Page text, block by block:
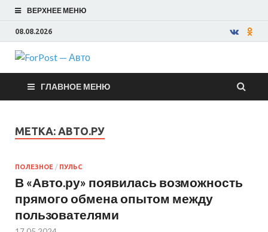
ВЕРХНЕЕ МЕНЮ
08.08.2026
ForPost —
Авто
ГЛАВНОЕ МЕНЮ
МЕТКА: АВТО.РУ
ПОЛЕЗНОЕ / ПУЛЬС
В «Авто.ру» появилась возможность
прямого обмена опытом между
пользователями